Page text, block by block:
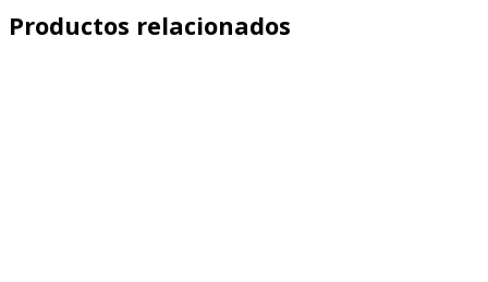
Productos relacionados